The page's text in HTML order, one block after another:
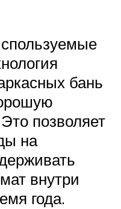
бань
позволяет
на
внутри
года.